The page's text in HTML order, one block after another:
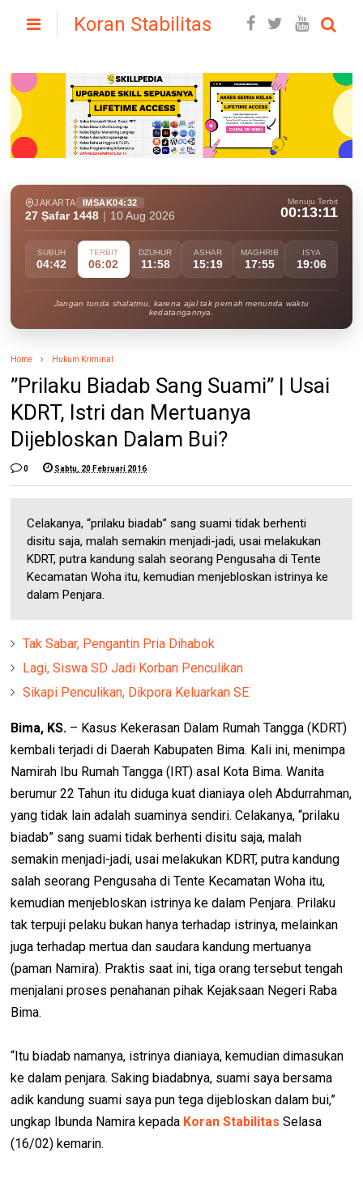
Koran Stabilitas
JAKARTA IMSAK04:32
27 Ṣafar 1448 10 Aug 2026
Menuju Terbit
00:13:10
SUBUH
04:42
TERBIT
06:02
DZUHUR
11:58
ASHAR
15:19
MAGHRIB
17:55
ISYA
19:06
Jangan tunda shalatmu, karena ajal tak pernah menunda waktu
kedatangannya.
Home Hukum Kriminal
”Prilaku Biadab Sang Suami” | Usai
KDRT, Istri dan Mertuanya
Dijebloskan Dalam Bui?
0 Sabtu, 20 Februari 2016
Celakanya, “prilaku biadab” sang suami tidak berhenti
disitu saja, malah semakin menjadi-jadi, usai melakukan
KDRT, putra kandung salah seorang Pengusaha di Tente
Kecamatan Woha itu, kemudian menjebloskan istrinya ke
dalam Penjara.
Tak Sabar, Pengantin Pria Dihabok
Lagi, Siswa SD Jadi Korban Penculikan
Sikapi Penculikan, Dikpora Keluarkan SE
Bima, KS. – Kasus Kekerasan Dalam Rumah Tangga (KDRT)
kembali terjadi di Daerah Kabupaten Bima. Kali ini, menimpa
Namirah Ibu Rumah Tangga (IRT) asal Kota Bima. Wanita
berumur 22 Tahun itu diduga kuat dianiaya oleh Abdurrahman,
yang tidak lain adalah suaminya sendiri. Celakanya, “prilaku
biadab” sang suami tidak berhenti disitu saja, malah
semakin menjadi-jadi, usai melakukan KDRT, putra kandung
salah seorang Pengusaha di Tente Kecamatan Woha itu,
kemudian menjebloskan istrinya ke dalam Penjara. Prilaku
tak terpuji pelaku bukan hanya terhadap istrinya, melainkan
juga terhadap mertua dan saudara kandung mertuanya
(paman Namira). Praktis saat ini, tiga orang tersebut tengah
menjalani proses penahanan pihak Kejaksaan Negeri Raba
Bima.
“Itu biadab namanya, istrinya dianiaya, kemudian dimasukan
ke dalam penjara. Saking biadabnya, suami saya bersama
adik kandung suami saya pun tega dijebloskan dalam bui,”
ungkap Ibunda Namira kepada Koran Stabilitas Selasa
(16/02) kemarin.